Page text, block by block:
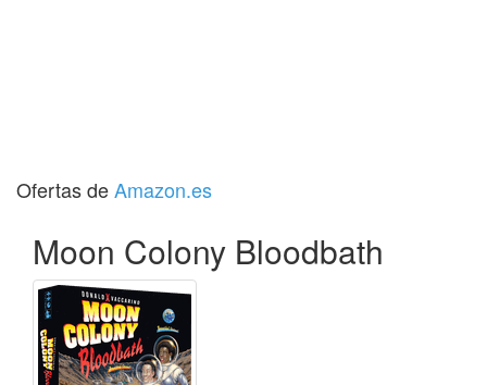
Ofertas deAmazon.es
Moon Colony Bloodbath